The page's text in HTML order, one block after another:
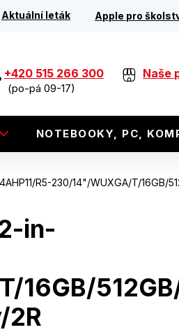
Aktuální leták Apple pro
+420 515 266 300
(po-pá 09-17)
Naše
NOTEBOOKY, PC,
R5-230/14"/WUXGA/T/16GB/
in-
16GB/
2R